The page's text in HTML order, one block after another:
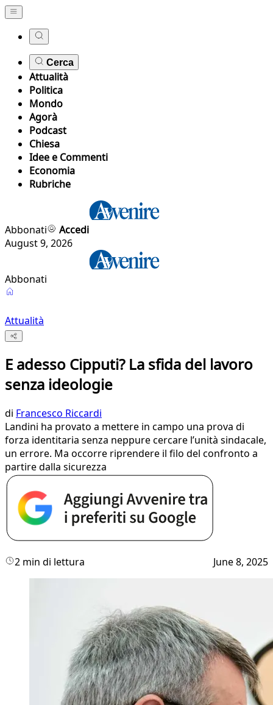
Cerca
Attualità
Politica
Mondo
Agorà
Podcast
Chiesa
Idee e Commenti
Economia
Rubriche
Abbonati
Accedi
August 9, 2026
Abbonati
Attualità
E adesso Cipputi? La sfida del lavoro
senza ideologie
di Francesco Riccardi
Landini ha provato a mettere in campo una prova di
forza identitaria senza neppure cercare l’unità sindacale,
un errore. Ma occorre riprendere il filo del confronto a
partire dalla sicurezza
2 min di lettura June 8, 2025